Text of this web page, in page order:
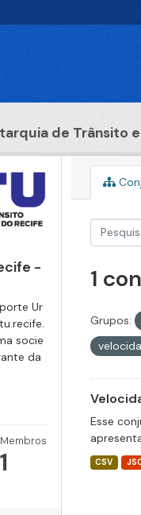
de Trânsito
-
Ur
socie
da
Membros
1
1
Grupos:
Esse
CSV